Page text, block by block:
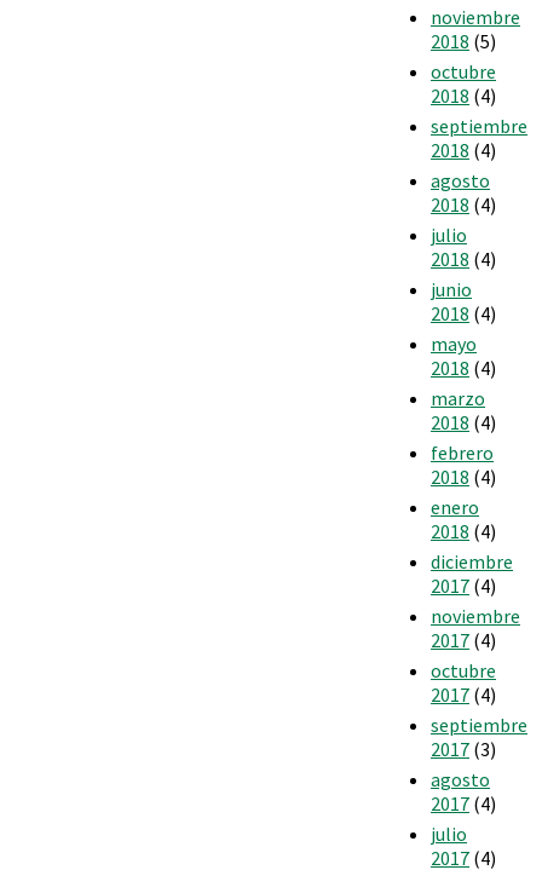
noviembre
2018 (5)
octubre
2018 (4)
septiembre
2018 (4)
agosto
2018 (4)
julio
2018 (4)
junio
2018 (4)
mayo
2018 (4)
marzo
2018 (4)
febrero
2018 (4)
enero
2018 (4)
diciembre
2017 (4)
noviembre
2017 (4)
octubre
2017 (4)
septiembre
2017 (3)
agosto
2017 (4)
julio
2017 (4)